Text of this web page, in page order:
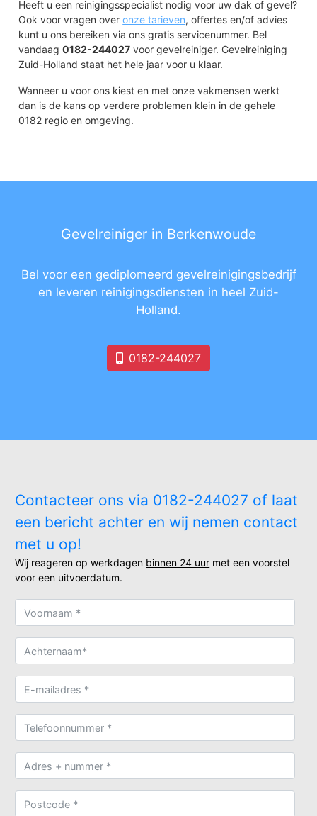
Heeft u een reinigingsspecialist nodig voor uw dak of gevel?
Ook voor vragen overonze tarieven, offertes en/of advies
kunt u ons bereiken via ons gratis servicenummer. Bel
vandaag0182-244027 voor gevelreiniger. Gevelreiniging
Zuid-Holland staat het hele jaar voor u klaar.
Wanneer u voor ons kiest en met onze vakmensen werkt
dan is de kans op verdere problemen klein in de gehele
0182 regio en omgeving.
Gevelreiniger in Berkenwoude
Bel voor een gediplomeerd gevelreinigingsbedrijf
en leveren reinigingsdiensten in heel Zuid-
Holland.
0182-244027
Contacteer ons via 0182-244027 of laat
een bericht achter en wij nemen contact
met u op!
Wij reageren op werkdagen binnen 24 uur met een voorstel
voor een uitvoerdatum.